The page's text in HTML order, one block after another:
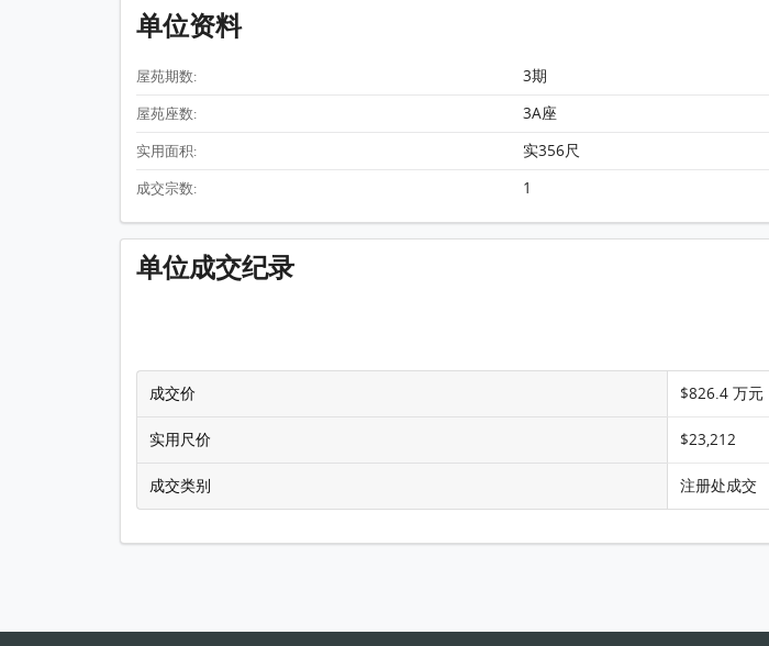
单位资料
屋苑期数: 3期
屋苑座数: 3A座
实用面积: 实356尺
成交宗数: 1
单位成交纪录
成交价 $826.4 万元
实用尺价 $23,212
成交类别 注册处成交